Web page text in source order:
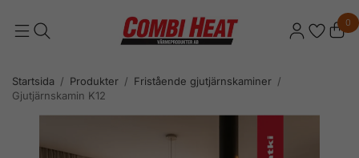
0
Startsida / Produkter / Fristående gjutjärnskaminer /
Gjutjärnskamin K12